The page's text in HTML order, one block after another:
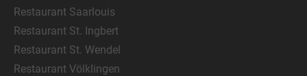
Restaurant Saarlouis
Restaurant St. Ingbert
Restaurant St. Wendel
Restaurant Völklingen